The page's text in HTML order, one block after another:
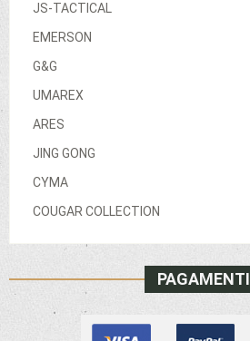
JS-TACTICAL
EMERSON
G&G
UMAREX
ARES
JING GONG
CYMA
COUGAR COLLECTION
PAGAMENTI